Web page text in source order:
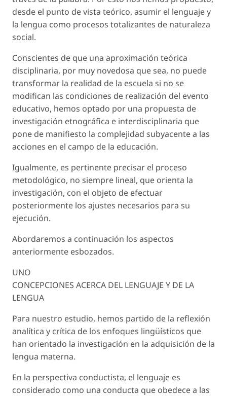
desde el punto de vista teórico, asumir el lenguaje y
la lengua como procesos totalizantes de naturaleza
social.
Conscientes de que una aproximación teórica
disciplinaria, por muy novedosa que sea, no puede
transformar la realidad de la escuela si no se
modifican las condiciones de realización del evento
educativo, hemos optado por una propuesta de
investigación etnográfica e interdisciplinaria que
pone de manifiesto la complejidad subyacente a las
acciones en el campo de la educación.
Igualmente, es pertinente precisar el proceso
metodológico, no siempre lineal, que orienta la
investigación, con el objeto de efectuar
posteriormente los ajustes necesarios para su
ejecución.
Abordaremos a continuación los aspectos
anteriormente esbozados.
UNO
CONCEPCIONES ACERCA DEL LENGUAJE Y DE LA
LENGUA
Para nuestro estudio, hemos partido de la reflexión
analítica y crítica de los enfoques lingüísticos que
han orientado la investigación en la adquisición de la
lengua materna.
En la perspectiva conductista, el lenguaje es
considerado como una conducta que obedece a las